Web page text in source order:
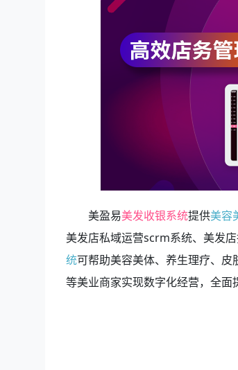
美盈易美发收银系统提供美容
美发店私域运营scrm系统、美发
统可帮助美容美体、养生理疗、
等美业商家实现数字化经营，全面